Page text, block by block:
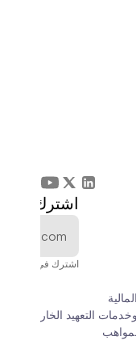
اشترك في
اشترك في النشرة
التعهيد الخارجي